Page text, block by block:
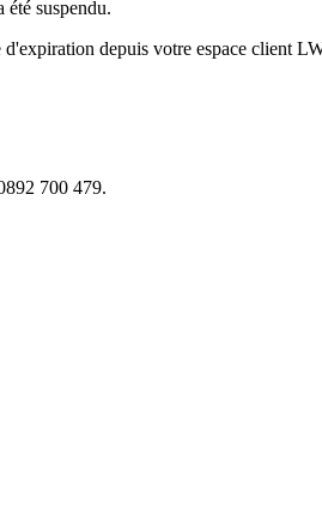
été suspendu.
depuis votre espace client
700 479.